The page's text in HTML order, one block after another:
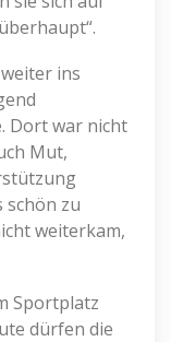
ins
Dort war nicht
Mut,
zu
weiterkam,
Sportplatz
dürfen die